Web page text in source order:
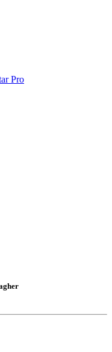
Pro